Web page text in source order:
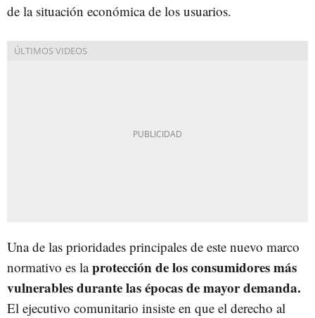
de la situación económica de los usuarios.
Una de las prioridades principales de este nuevo marco
normativo es laprotección de los consumidores más
vulnerables durante las épocas de mayor demanda.
El ejecutivo comunitario insiste en que el derecho al